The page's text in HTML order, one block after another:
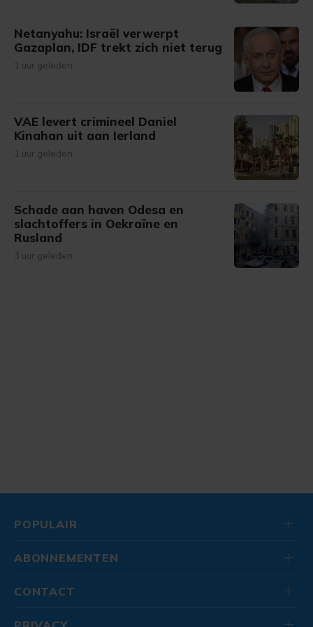
Netanyahu: Israël verwerpt
Gazaplan, IDF trekt zich niet terug
1 uur geleden
VAE levert crimineel Daniel
Kinahan uit aan Ierland
1 uur geleden
Schade aan haven Odesa en
slachtoffers in Oekraïne en
Rusland
3 uur geleden
POPULAIR
ABONNEMENTEN
CONTACT